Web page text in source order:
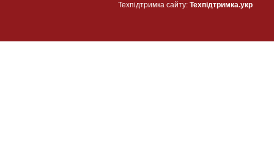
Техпідтримка сайту: Техпідтримка.укр